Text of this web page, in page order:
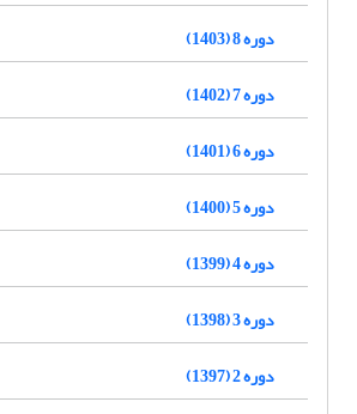
دوره 8 (1403)
دوره 7 (1402)
دوره 6 (1401)
دوره 5 (1400)
دوره 4 (1399)
دوره 3 (1398)
دوره 2 (1397)